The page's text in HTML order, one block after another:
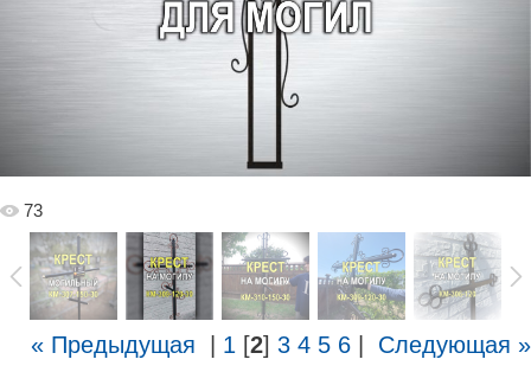
73
« Предыдущая | 1 [2] 3 4 5 6 | Следующая »